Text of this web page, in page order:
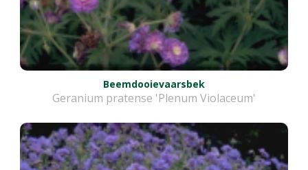
Beemdooievaarsbek
Geranium pratense 'Plenum Violaceum'